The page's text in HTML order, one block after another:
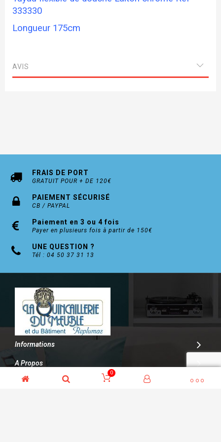
333330
Longueur 175cm
AVIS
FRAIS DE PORT
GRATUIT POUR + DE 120€
PAIEMENT SÉCURISÉ
CB / PAYPAL
Paiement en 3 ou 4 fois
Payer en plusieurs fois à partir de 150€
UNE QUESTION ?
Tél : 04 50 37 31 13
Informations
A Propos
Contact
0